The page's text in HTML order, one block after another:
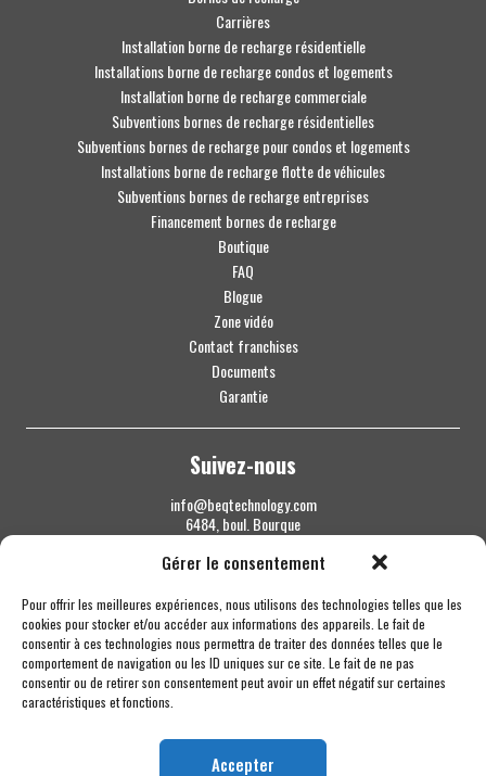
Gérer le consentement
Pour offrir les meilleures expériences, nous utilisons des technologies telles que les
cookies pour stocker et/ou accéder aux informations des appareils. Le fait de
consentir à ces technologies nous permettra de traiter des données telles que le
comportement de navigation ou les ID uniques sur ce site. Le fait de ne pas
consentir ou de retirer son consentement peut avoir un effet négatif sur certaines
caractéristiques et fonctions.
Accepter
Carrières
Installation borne de recharge résidentielle
Installations borne de recharge condos et logements
Installation borne de recharge commerciale
Subventions bornes de recharge résidentielles
Subventions bornes de recharge pour condos et logements
Installations borne de recharge flotte de véhicules
Subventions bornes de recharge entreprises
Financement bornes de recharge
Boutique
FAQ
Blogue
Zone vidéo
Contact franchises
Documents
Garantie
Suivez-nous
info@beqtechnology.com
6484, boul. Bourque
Sherbrooke QC J1N 1H3
1 844 427-7800